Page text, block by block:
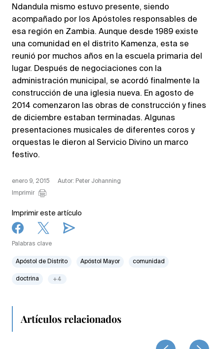
Ndandula mismo estuvo presente, siendo
acompañado por los Apóstoles responsables de
esa región en Zambia. Aunque desde 1989 existe
una comunidad en el distrito Kamenza, esta se
reunió por muchos años en la escuela primaria del
lugar. Después de negociaciones con la
administración municipal, se acordó finalmente la
construcción de una iglesia nueva. En agosto de
2014 comenzaron las obras de construcción y fines
de diciembre estaban terminadas. Algunas
presentaciones musicales de diferentes coros y
orquestas le dieron al Servicio Divino un marco
festivo.
enero 9, 2015
Autor: Peter Johanning
Imprimir
Imprimir este artículo
Palabras clave
Apóstol de Distrito Apóstol Mayor comunidad
doctrina +4
Artículos relacionados